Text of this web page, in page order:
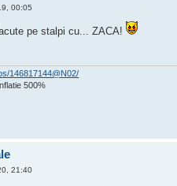
00:05
pe stalpi cu... ZACA!
146817144@N02/
500%
21:40